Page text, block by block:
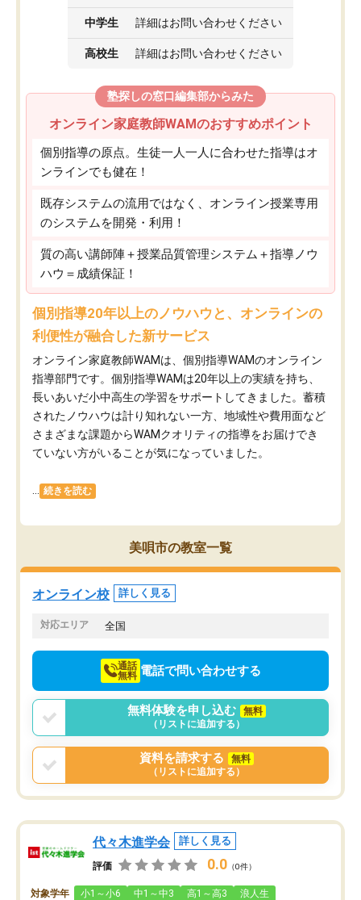
中学生 詳細はお問い合わせください
高校生 詳細はお問い合わせください
塾探しの窓口編集部からみた
オンライン家庭教師WAMのおすすめポイント
個別指導の原点。生徒一人一人に合わせた指導はオ
ンラインでも健在！
既存システムの流用ではなく、オンライン授業専用
のシステムを開発・利用！
質の高い講師陣＋授業品質管理システム＋指導ノウ
ハウ＝成績保証！
個別指導20年以上のノウハウと、オンラインの
利便性が融合した新サービス
オンライン家庭教師WAMは、個別指導WAMのオンライン
指導部門です。個別指導WAMは20年以上の実績を持ち、
長いあいだ小中高生の学習をサポートしてきました。蓄積
されたノウハウは計り知れない一方、地域性や費用面など
さまざまな課題からWAMクオリティの指導をお届けでき
ていない方がいることが気になっていました。
続きを読む
美唄市の教室一覧
オンライン校 詳しく見る
対応エリア 全国
通話
無料 電話で問い合わせする
無料体験を申し込む
無料
（リストに追加する）
資料を請求する
無料
（リストに追加する）
代々木進学会 詳しく見る
評価 0.0 （0件）
対象学年 小1～小6 中1～中3 高1～高3 浪人生